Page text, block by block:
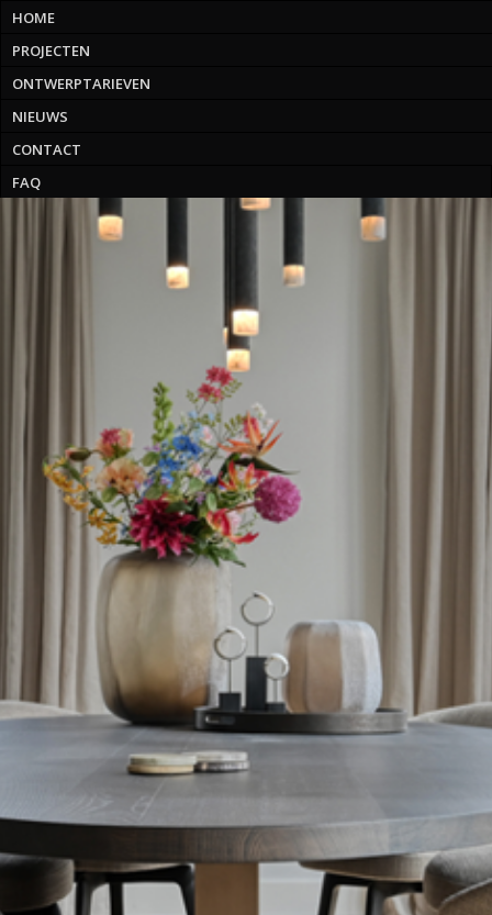
HOME
PROJECTEN
ONTWERPTARIEVEN
NIEUWS
CONTACT
FAQ